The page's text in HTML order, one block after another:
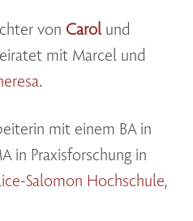
von Carolund
mit Marcel und
.
mit einem BA in
in Praxisforschung in
Salomon Hochschule,